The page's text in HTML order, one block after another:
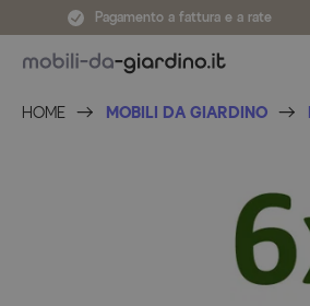
Salta al contenutoPagamento a fattura e a rate
HOME MOBILI DA GIARDINO